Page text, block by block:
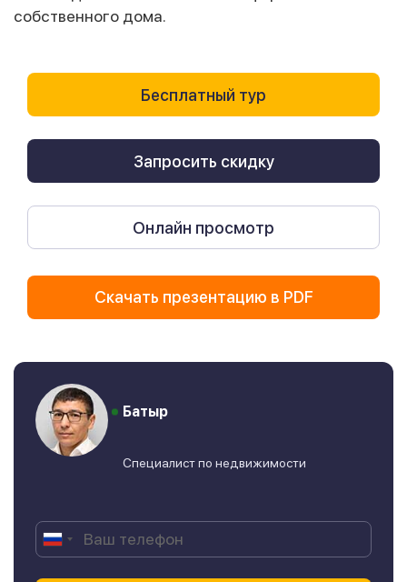
собственного дома.
Бесплатный тур
Запросить скидку
Онлайн просмотр
Скачать презентацию в PDF
Батыр
Специалист по недвижимости